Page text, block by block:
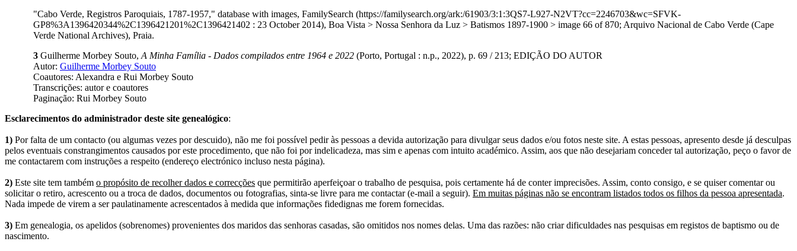
"Cabo Verde, Registros Paroquiais, 1787-1957," database with images, FamilySearch (https://familysearch.org/ark:/61903/3:1:3QS7-L927-N2VT?cc=2246703&wc=SFVK-
GP8%3A1396420344%2C1396421201%2C1396421402 : 23 October 2014), Boa Vista > Nossa Senhora da Luz > Batismos 1897-1900 > image 66 of 870; Arquivo Nacional de Cabo Verde (Cape
Verde National Archives), Praia.
3 Guilherme Morbey Souto, A Minha Família - Dados compilados entre 1964 e 2022 (Porto, Portugal : n.p., 2022), p. 69 / 213; EDIÇÃO DO AUTOR
Autor: Guilherme Morbey Souto
Coautores: Alexandra e Rui Morbey Souto
Transcrições: autor e coautores
Paginação: Rui Morbey Souto
Esclarecimentos do administrador deste site genealógico:
1) Por falta de um contacto (ou algumas vezes por descuido), não me foi possível pedir às pessoas a devida autorização para divulgar seus dados e/ou fotos neste site. A estas pessoas, apresento desde já desculpas
pelos eventuais constrangimentos causados por este procedimento, que não foi por indelicadeza, mas sim e apenas com intuito académico. Assim, aos que não desejariam conceder tal autorização, peço o favor de
me contactarem com instruções a respeito (endereço electrónico incluso nesta página).
2) Este site tem também o propósito de recolher dados e correcções que permitirão aperfeiçoar o trabalho de pesquisa, pois certamente há de conter imprecisões. Assim, conto consigo, e se quiser comentar ou
solicitar o retiro, acrescento ou a troca de dados, documentos ou fotografias, sinta-se livre para me contactar (e-mail a seguir). Em muitas páginas não se encontram listados todos os filhos da pessoa apresentada.
Nada impede de virem a ser paulatinamente acrescentados à medida que informações fidedignas me forem fornecidas.
3) Em genealogia, os apelidos (sobrenomes) provenientes dos maridos das senhoras casadas, são omitidos nos nomes delas. Uma das razões: não criar dificuldades nas pesquisas em registos de baptismo ou de
nascimento.